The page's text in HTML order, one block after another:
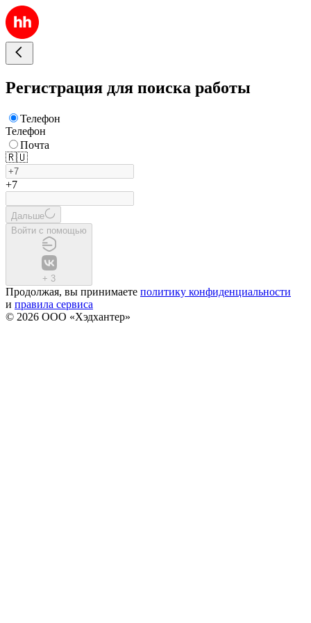
Регистрация для поиска работы
Телефон
Телефон
Почта
🇷🇺
+7
Дальше
Войти с помощью
+ 3
Продолжая, вы принимаете политику конфиденциальности
и правила сервиса
© 2026 ООО «Хэдхантер»